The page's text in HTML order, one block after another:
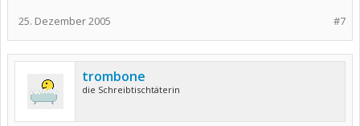
#7
25. Dezember 2005
trombone
die Schreibtischtäterin